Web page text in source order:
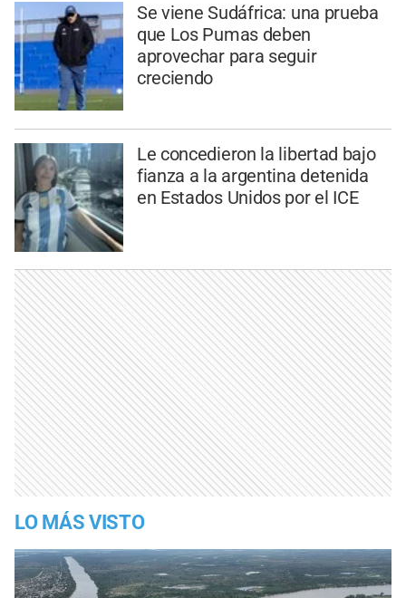
Se viene Sudáfrica: una prueba
que Los Pumas deben
aprovechar para seguir
creciendo
Le concedieron la libertad bajo
fianza a la argentina detenida
en Estados Unidos por el ICE
LO MÁS VISTO